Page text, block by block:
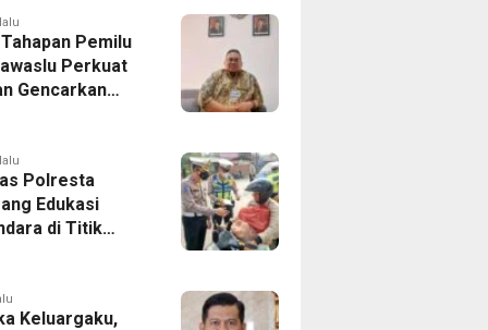
Pemilu
Perkuat
Gencarkan
Demokrasi
Polresta
Edukasi
di Titik
Keluargaku,